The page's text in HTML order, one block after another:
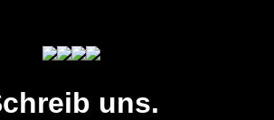
uns.